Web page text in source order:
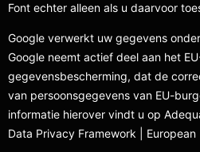
Font echter alleen als u daarvoor
Google verwerkt uw gegevens
Google neemt actief deel aan het
gegevensbescherming, dat de
van persoonsgegevens van EU-
informatie hierover vindt u op
Data Privacy Framework | European